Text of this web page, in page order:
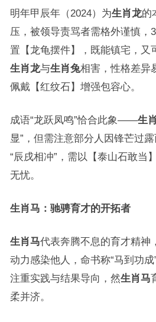
明年甲辰年（2024）为生肖龙的
压，被领导责骂者需格外谨慎，
置【龙龟摆件】，既能镇宅，又
生肖龙与生肖兔相害，性格差异
佩戴【红纹石】增强包容心。
成语“龙跃凤鸣”恰合此象——生
显”，但需注意部分人因锋芒过
“辰戌相冲”，需以【泰山石敢当
无忧。
生肖马：驰骋育才的开拓者
生肖马代表奔腾不息的育才精神
动力感染他人，命书称“马到功
注重实践与结果导向，然生肖马
柔并济。